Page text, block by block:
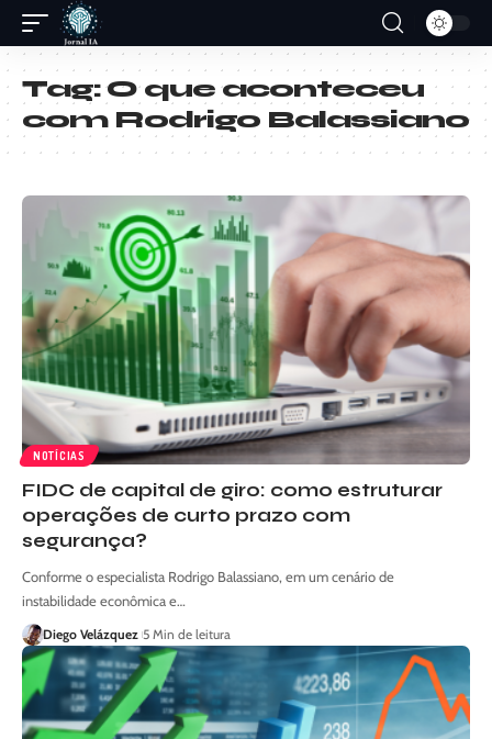
Tag:O que aconteceu
com Rodrigo Balassiano
NOTÍCIAS
FIDC de capital de giro: como estruturar
operações de curto prazo com
segurança?
Conforme o especialista Rodrigo Balassiano, em um cenário de
instabilidade econômica e…
Diego Velázquez 5 Min de leitura